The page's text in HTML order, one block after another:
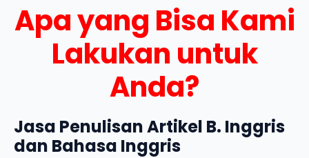
Apa yang Bisa Kami
Lakukan untuk
Anda?
Jasa Penulisan Artikel B. Inggris
dan Bahasa Inggris